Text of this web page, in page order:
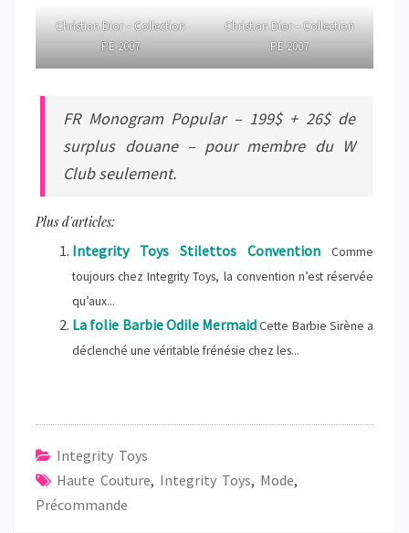
Christian Dior – Collection
PE 2007
Christian Dior – Collection
PE 2007
FR Monogram Popular – 199$ + 26$ de
surplus douane – pour membre du W
Club seulement.
Plus d'articles:
Integrity Toys Stilettos Convention
Comme
toujours chez Integrity Toys, la convention n’est réservée
qu’aux...
La folie Barbie Odile MermaidCette Barbie Sirène a
déclenché une véritable frénésie chez les...
Integrity Toys
Haute Couture, Integrity Toys, Mode,
Précommande